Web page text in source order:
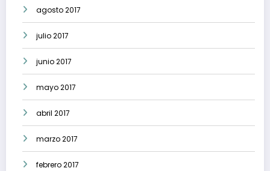
agosto 2017
julio 2017
junio 2017
mayo 2017
abril 2017
marzo 2017
febrero 2017